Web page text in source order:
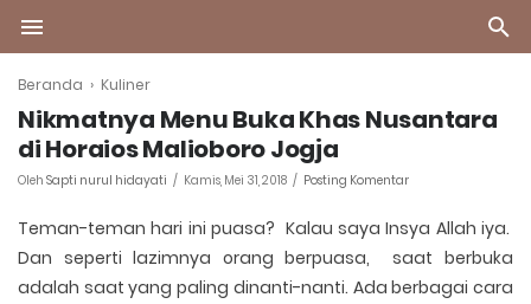
Beranda › Kuliner
Nikmatnya Menu Buka Khas Nusantara
di Horaios Malioboro Jogja
Oleh Sapti nurul hidayati Kamis, Mei 31, 2018 Posting Komentar
Teman-teman hari ini puasa? Kalau saya Insya Allah iya.
Dan seperti lazimnya orang berpuasa, saat berbuka
adalah saat yang paling dinanti-nanti. Ada berbagai cara